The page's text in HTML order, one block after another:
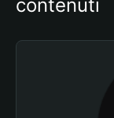
contenuti